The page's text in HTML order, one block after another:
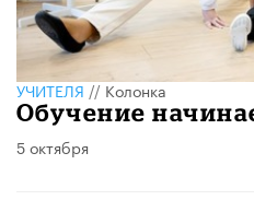
УЧИТЕЛЯ//Колонка
Обучение
5 октября